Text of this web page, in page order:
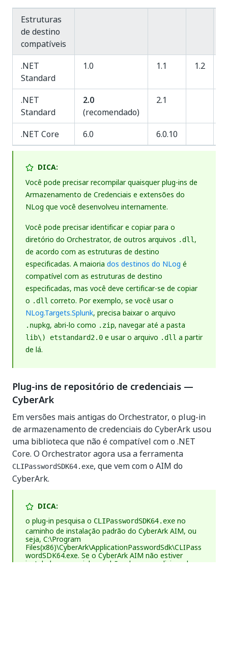
Estruturas
de destino
compatíveis
.NET
Standard
1.0 1.1 1.2
.NET
Standard
2.0
(recomendado)
2.1
.NET Core 6.0 6.0.10
DICA:
Você pode precisar recompilar quaisquer plug-ins de
Armazenamento de Credenciais e extensões do
NLog que você desenvolveu internamente.
Você pode precisar identificar e copiar para o
diretório do Orchestrator, de outros arquivos .dll ,
de acordo com as estruturas de destino
especificadas. A maioria dos destinos do NLog é
compatível com as estruturas de destino
especificadas, mas você deve certificar-se de copiar
o .dll correto. Por exemplo, se você usar o
NLog.Targets.Splunk, precisa baixar o arquivo
.nupkg, abri-lo como .zip, navegar até a pasta
lib\) etstandard2.0 e usar o arquivo .dll a partir
de lá.
Plug-ins de repositório de credenciais —
CyberArk
Em versões mais antigas do Orchestrator, o plug-in
de armazenamento de credenciais do CyberArk usou
uma biblioteca que não é compatível com o .NET
Core. O Orchestrator agora usa a ferramenta
CLIPasswordSDK64.exe, que vem com o AIM do
CyberArk.
DICA:
o plug-in pesquisa o CLIPasswordSDK64.exe no
caminho de instalação padrão do CyberArk AIM, ou
seja, C:\Program
Files(x86)\CyberArk\ApplicationPasswordSdk\CLIPass
wordSDK64.exe. Se o CyberArk AIM não estiver
instalado no caminho padrão, deve ser adicionada